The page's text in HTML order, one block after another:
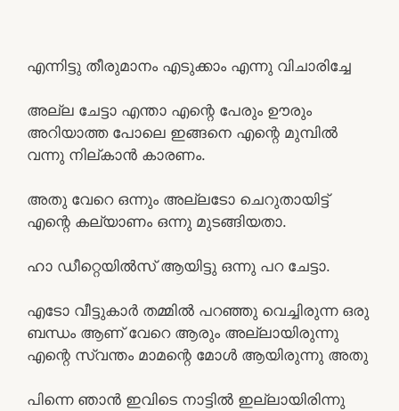
എന്നിട്ടു തീരുമാനം എടുക്കാം എന്നു വിചാരിച്ചേ
അല്ല ചേട്ടാ എന്താ എന്റെ പേരും ഊരും
അറിയാത്ത പോലെ ഇങ്ങനെ എന്റെ മുമ്പിൽ
വന്നു നില്കാൻ കാരണം.
അതു വേറെ ഒന്നും അല്ലടോ ചെറുതായിട്ട്
എന്റെ കല്യാണം ഒന്നു മുടങ്ങിയതാ.
ഹാ ഡീറ്റെയിൽസ് ആയിട്ടു ഒന്നു പറ ചേട്ടാ.
എടോ വീട്ടുകാർ തമ്മിൽ പറഞ്ഞു വെച്ചിരുന്ന ഒരു
ബന്ധം ആണ് വേറെ ആരും അല്ലായിരുന്നു
എന്റെ സ്വന്തം മാമന്റെ മോൾ ആയിരുന്നു അതു
പിന്നെ ഞാൻ ഇവിടെ നാട്ടിൽ ഇല്ലായിരിന്നു